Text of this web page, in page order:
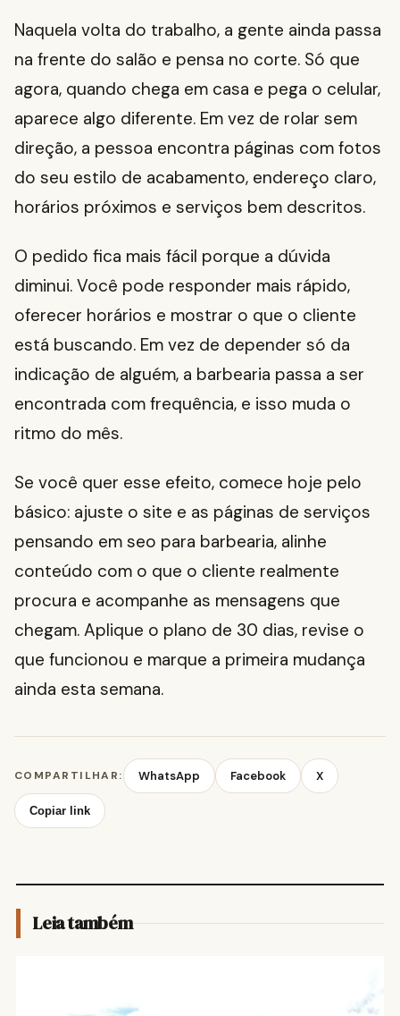
Naquela volta do trabalho, a gente ainda passa
na frente do salão e pensa no corte. Só que
agora, quando chega em casa e pega o celular,
aparece algo diferente. Em vez de rolar sem
direção, a pessoa encontra páginas com fotos
do seu estilo de acabamento, endereço claro,
horários próximos e serviços bem descritos.
O pedido fica mais fácil porque a dúvida
diminui. Você pode responder mais rápido,
oferecer horários e mostrar o que o cliente
está buscando. Em vez de depender só da
indicação de alguém, a barbearia passa a ser
encontrada com frequência, e isso muda o
ritmo do mês.
Se você quer esse efeito, comece hoje pelo
básico: ajuste o site e as páginas de serviços
pensando em seo para barbearia, alinhe
conteúdo com o que o cliente realmente
procura e acompanhe as mensagens que
chegam. Aplique o plano de 30 dias, revise o
que funcionou e marque a primeira mudança
ainda esta semana.
COMPARTILHAR: WhatsApp Facebook X
Copiar link
Leia também